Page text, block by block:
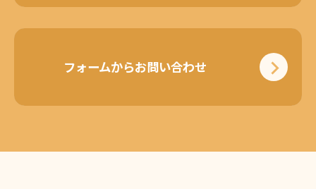
フォームからお問い合わせ